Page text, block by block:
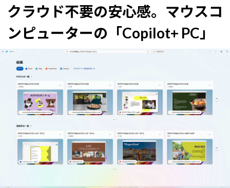
クラウド不要の安心感。マウスコ
ンピューターの「Copilot+ PC」